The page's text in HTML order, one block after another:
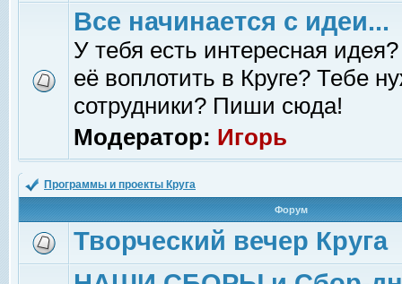
Все начинается с идеи...
У тебя есть интересная
её воплотить в Круге? Тебе
сотрудники? Пиши сюда!
Модератор: Игорь
Программы и проекты Круга
Форум
Творческий вечер Круга